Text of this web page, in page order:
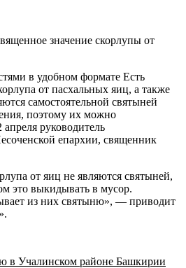
в удобном формате Есть
от пасхальных яиц, а также
самостоятельной святыней
поэтому их можно
руководитель
епархии, священник
от яиц не являются святыней,
это выкидывать в мусор.
из них святыню», — приводит
в Учалинском районе Башкирии